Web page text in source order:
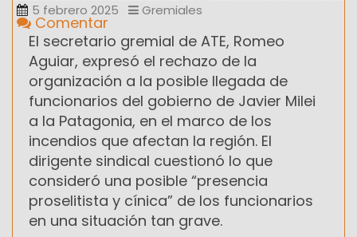
5 febrero 2025 Gremiales
Comentar
El secretario gremial de ATE, Romeo
Aguiar, expresó el rechazo de la
organización a la posible llegada de
funcionarios del gobierno de Javier Milei
a la Patagonia, en el marco de los
incendios que afectan la región. El
dirigente sindical cuestionó lo que
consideró una posible “presencia
proselitista y cínica” de los funcionarios
en una situación tan grave.